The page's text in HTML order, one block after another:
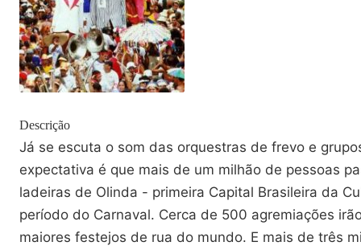
Descrição
Já se escuta o som das orquestras de frevo e
expectativa é que mais de um milhão de pessoas
ladeiras de Olinda - primeira Capital Brasileira da
período do Carnaval. Cerca de 500 agremiações
maiores festejos de rua do mundo. E mais de três